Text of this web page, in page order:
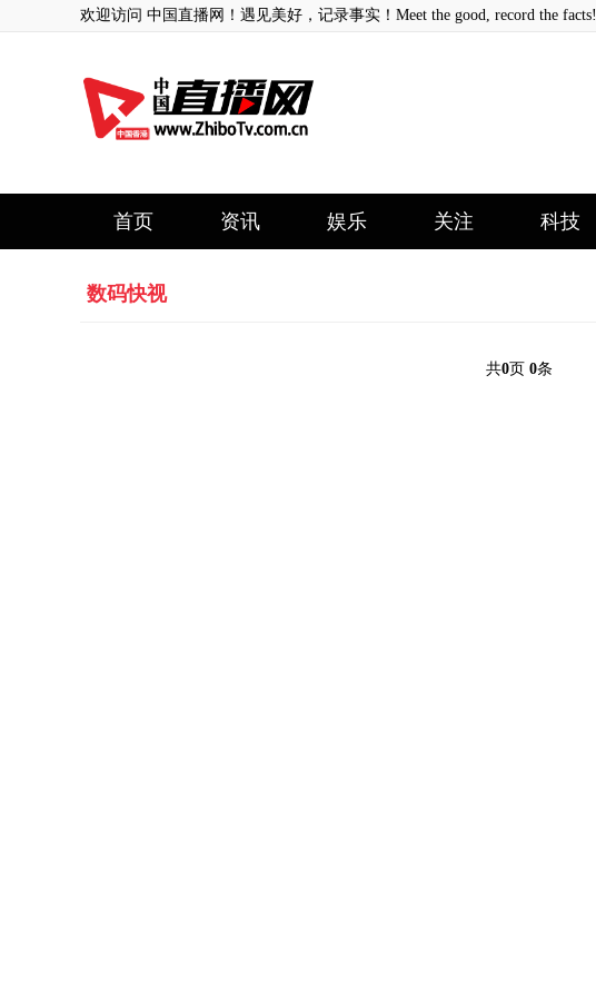
欢迎访问 中国直播网！遇见美好，记录事实！Meet the good, record the facts!
首页 资讯 娱乐 关注 科技
数码快视
共0页 0条